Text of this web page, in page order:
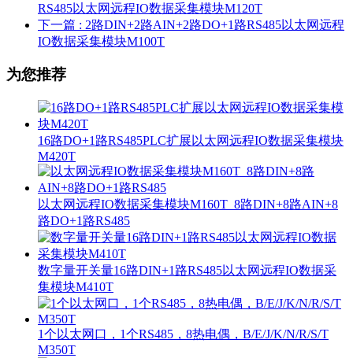
RS485以太网远程IO数据采集模块M120T
下一篇 : 2路DIN+2路AIN+2路DO+1路RS485以太网远程
IO数据采集模块M100T
为您推荐
16路DO+1路RS485PLC扩展以太网远程IO数据采集模块
M420T
以太网远程IO数据采集模块M160T_8路DIN+8路AIN+8
路DO+1路RS485
数字量开关量16路DIN+1路RS485以太网远程IO数据采
集模块M410T
1个以太网口，1个RS485，8热电偶，B/E/J/K/N/R/S/T
M350T